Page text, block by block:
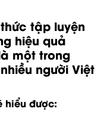
tập luyện
hiệu quả
một trong
người Việt
hiểu được: